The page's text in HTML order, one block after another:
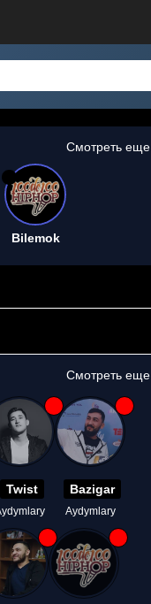
Смотреть еще
Bilemok
Смотреть еще
Twist Bazigar
Aydymlary